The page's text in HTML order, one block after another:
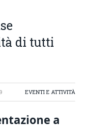
di tutti
EVENTI E ATTIVITÀ
a